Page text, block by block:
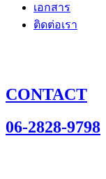
เอกสาร
ติดต่อเรา
CONTACT
06-2828-9798